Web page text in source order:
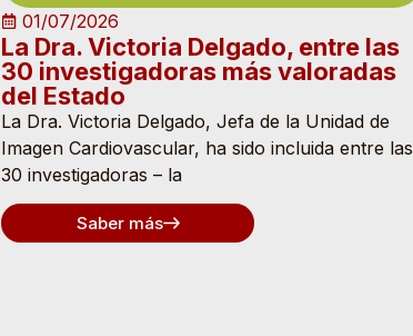
01/07/2026
La Dra. Victoria Delgado, entre las
30 investigadoras más valoradas
del Estado
La Dra. Victoria Delgado, Jefa de la Unidad de
Imagen Cardiovascular, ha sido incluida entre las
30 investigadoras – la
Saber más